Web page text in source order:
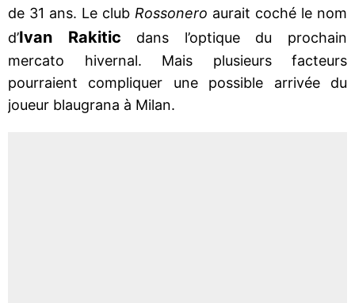
de 31 ans. Le club Rossonero aurait coché le nom
d’Ivan Rakitic dans l’optique du prochain
mercato hivernal. Mais plusieurs facteurs
pourraient compliquer une possible arrivée du
joueur blaugrana à Milan.